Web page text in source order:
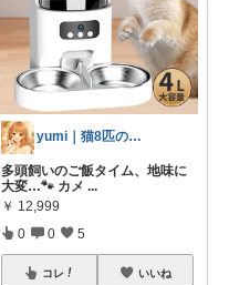
yumi｜猫8匹の暮らしと便利品
多頭飼いのご飯タイム、地味に
大変…🐾 カメ ...
￥ 12,999
0 0 5
コレ いいね